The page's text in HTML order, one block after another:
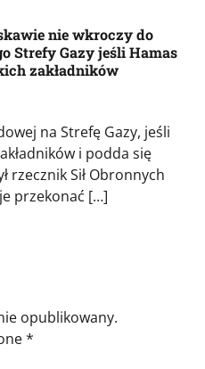
nie wkroczy do
Strefy Gazy jeśli Hamas
zakładników
na Strefę Gazy, jeśli
i podda się
rzecznik Sił Obronnych
przekonać […]
opublikowany.
*